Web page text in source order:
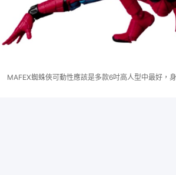
MAFEX蜘蛛俠可動性應該是多款6吋高人型中最好，